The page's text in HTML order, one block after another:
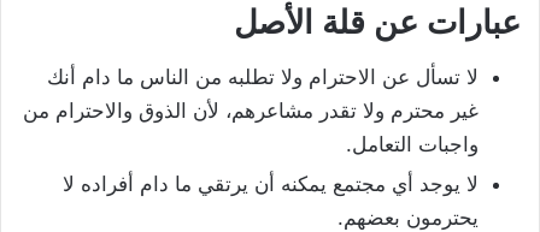
عبارات عن قلة الأصل
لا تسأل عن الاحترام ولا تطلبه من الناس ما دام أنك
غير محترم ولا تقدر مشاعرهم، لأن الذوق والاحترام من
واجبات التعامل.
لا يوجد أي مجتمع يمكنه أن يرتقي ما دام أفراده لا
يحترمون بعضهم.